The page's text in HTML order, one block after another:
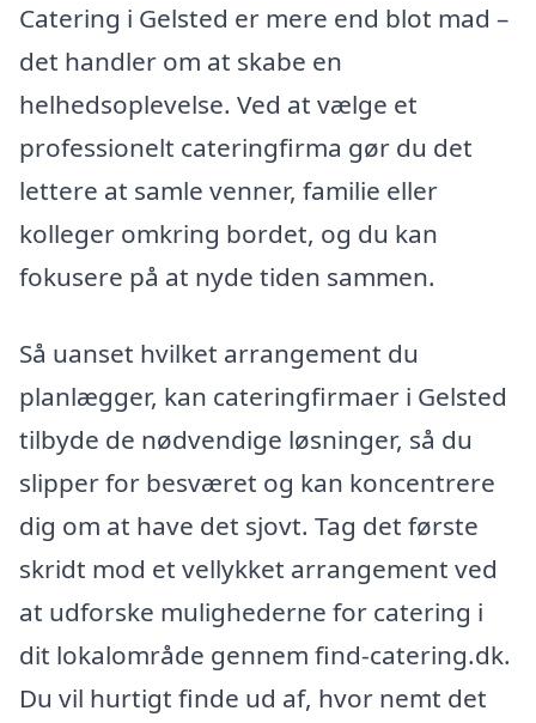
Catering i Gelsted er mere end blot mad –
det handler om at skabe en
helhedsoplevelse. Ved at vælge et
professionelt cateringfirma gør du det
lettere at samle venner, familie eller
kolleger omkring bordet, og du kan
fokusere på at nyde tiden sammen.
Så uanset hvilket arrangement du
planlægger, kan cateringfirmaer i Gelsted
tilbyde de nødvendige løsninger, så du
slipper for besværet og kan koncentrere
dig om at have det sjovt. Tag det første
skridt mod et vellykket arrangement ved
at udforske mulighederne for catering i
dit lokalområde gennem find-catering.dk.
Du vil hurtigt finde ud af, hvor nemt det